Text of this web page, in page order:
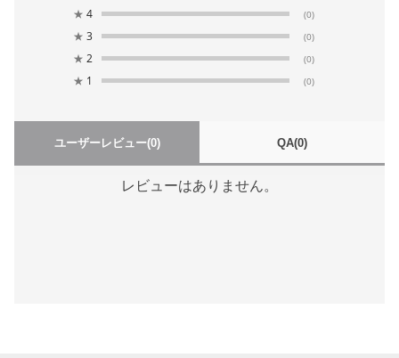
★ 4 (0)
★ 3 (0)
★ 2 (0)
★ 1 (0)
ユーザーレビュー(0) QA(0)
レビューはありません。